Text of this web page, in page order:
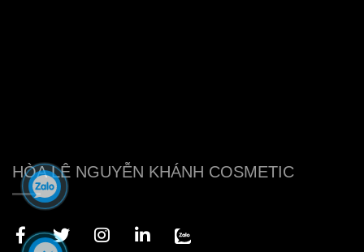
HÒA LÊ NGUYỄN KHÁNH COSMETIC